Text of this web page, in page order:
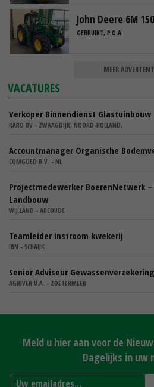
John Deere 6M
GEBRUIKT, P.O.A.
MEER
VACATURES
Verkoper Binnendienst Glastuinbouw
KARO BV - ZWAAGDIJK, NOORD-HOLLAND,
Accountmanager Organische
COMGOED B.V. - NL
Projectmedewerker BoerenNetwerk
Landbouw
WIJ.LAND - ABCOUDE
Teamleider instroom kwekerij
IBN - SCHAIJK
Senior Adviseur
AGRIVER U.A. - ZOETERMEER
Meld u hier aan voor de
Dagelijks in uw